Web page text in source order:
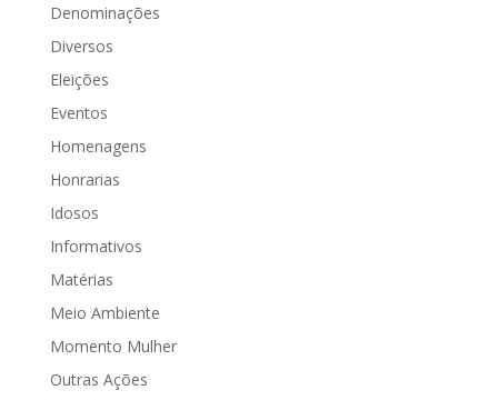
Denominações
Diversos
Eleições
Eventos
Homenagens
Honrarias
Idosos
Informativos
Matérias
Meio Ambiente
Momento Mulher
Outras Ações